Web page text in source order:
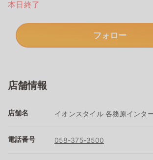
本日終了
フォロー
店舗情報
店舗名 イオンスタイル 各務原インタ
電話番号 058-375-3500